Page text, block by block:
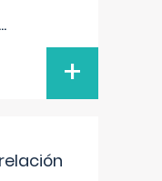
...
+